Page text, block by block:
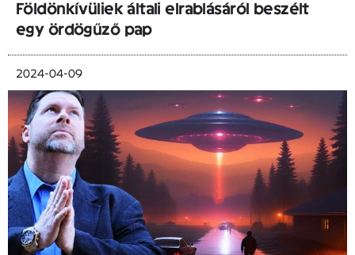
Földönkívüliek általi elrablásáról beszélt
egy ördögűző pap
2024-04-09